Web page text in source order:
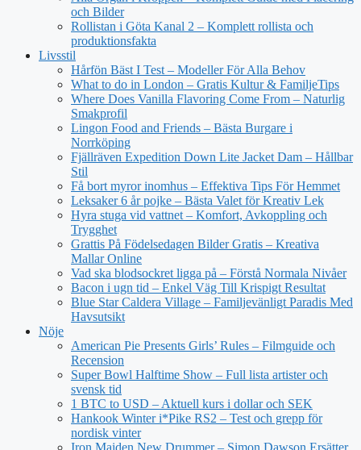
och Bilder
Rollistan i Göta Kanal 2 – Komplett rollista och
produktionsfakta
Livsstil
Hårfön Bäst I Test – Modeller För Alla Behov
What to do in London – Gratis Kultur & FamiljeTips
Where Does Vanilla Flavoring Come From – Naturlig
Smakprofil
Lingon Food and Friends – Bästa Burgare i
Norrköping
Fjällräven Expedition Down Lite Jacket Dam – Hållbar
Stil
Få bort myror inomhus – Effektiva Tips För Hemmet
Leksaker 6 år pojke – Bästa Valet för Kreativ Lek
Hyra stuga vid vattnet – Komfort, Avkoppling och
Trygghet
Grattis På Födelsedagen Bilder Gratis – Kreativa
Mallar Online
Vad ska blodsockret ligga på – Förstå Normala Nivåer
Bacon i ugn tid – Enkel Väg Till Krispigt Resultat
Blue Star Caldera Village – Familjevänligt Paradis Med
Havsutsikt
Nöje
American Pie Presents Girls’ Rules – Filmguide och
Recension
Super Bowl Halftime Show – Full lista artister och
svensk tid
1 BTC to USD – Aktuell kurs i dollar och SEK
Hankook Winter i*Pike RS2 – Test och grepp för
nordisk vinter
Iron Maiden New Drummer – Simon Dawson Ersätter